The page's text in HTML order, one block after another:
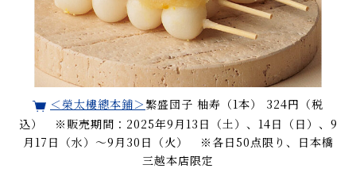
＜榮太樓總本鋪＞繁盛団子 柚寿（1本） 324円（税
込） ※販売期間：2025年9月13日（土）、14日（日）、9
月17日（水）～9月30日（火） ※各日50点限り、日本橋
三越本店限定